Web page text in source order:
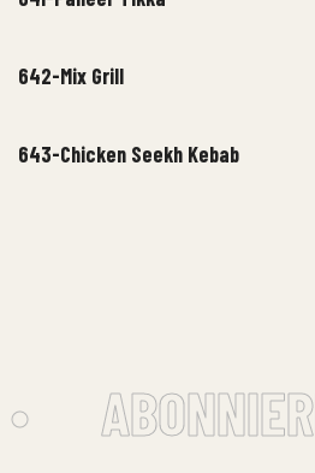
642-Mix Grill
643-Chicken Seekh Kebab